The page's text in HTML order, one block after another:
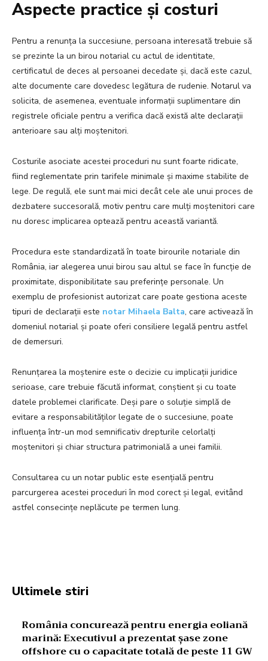
Aspecte practice și costuri
Pentru a renunța la succesiune, persoana interesată trebuie să
se prezinte la un birou notarial cu actul de identitate,
certificatul de deces al persoanei decedate și, dacă este cazul,
alte documente care dovedesc legătura de rudenie. Notarul va
solicita, de asemenea, eventuale informații suplimentare din
registrele oficiale pentru a verifica dacă există alte declarații
anterioare sau alți moștenitori.
Costurile asociate acestei proceduri nu sunt foarte ridicate,
fiind reglementate prin tarifele minimale și maxime stabilite de
lege. De regulă, ele sunt mai mici decât cele ale unui proces de
dezbatere succesorală, motiv pentru care mulți moștenitori care
nu doresc implicarea optează pentru această variantă.
Procedura este standardizată în toate birourile notariale din
România, iar alegerea unui birou sau altul se face în funcție de
proximitate, disponibilitate sau preferințe personale. Un
exemplu de profesionist autorizat care poate gestiona aceste
tipuri de declarații este notar Mihaela Balta, care activează în
domeniul notarial și poate oferi consiliere legală pentru astfel
de demersuri.
Renunțarea la moștenire este o decizie cu implicații juridice
serioase, care trebuie făcută informat, conștient și cu toate
datele problemei clarificate. Deși pare o soluție simplă de
evitare a responsabilităților legate de o succesiune, poate
influența într-un mod semnificativ drepturile celorlalți
moștenitori și chiar structura patrimonială a unei familii.
Consultarea cu un notar public este esențială pentru
parcurgerea acestei proceduri în mod corect și legal, evitând
astfel consecințe neplăcute pe termen lung.
Ultimele stiri
România concurează pentru energia eoliană
marină: Executivul a prezentat șase zone
offshore cu o capacitate totală de peste 11 GW